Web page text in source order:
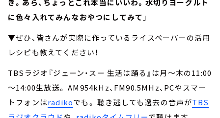
き。あら、ちょっとこれ本当にいいわ。水切りヨーグルト
に色々入れてみんなおやつにしてみて 」
▼ぜひ、皆さんが実際に作っているライスペーパーの活用
レシピも教えてください！
TBSラジオ『ジェーン・スー 生活は踊る』は月～木の11:00
～14:00生放送。 AM954kHz、FM90.5MHz、PCやスマー
トフォンはradikoでも。 聴き逃しても過去の音声がTBS